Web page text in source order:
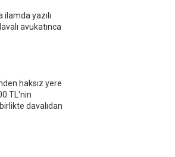
ilamda yazılı
avukatınca
haksız yere
davalıdan